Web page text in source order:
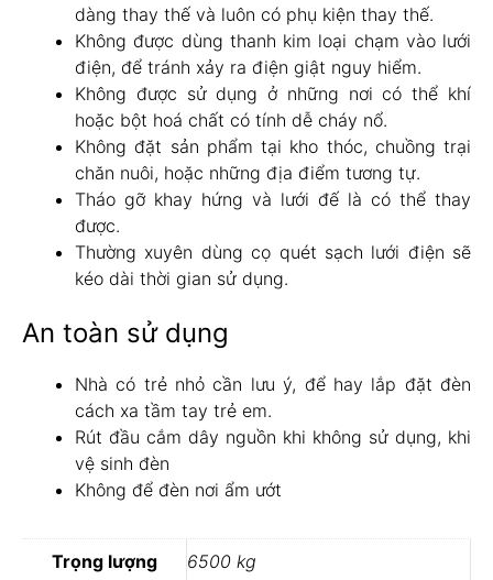
dàng thay thế và luôn có phụ kiện thay thế.
Không được dùng thanh kim loại chạm vào lưới
điện, để tránh xảy ra điện giật nguy hiểm.
Không được sử dụng ở những nơi có thể khí
hoặc bột hoá chất có tính dễ cháy nổ.
Không đặt sản phẩm tại kho thóc, chuồng trại
chăn nuôi, hoặc những địa điểm tương tự.
Tháo gỡ khay hứng và lưới đế là có thể thay
được.
Thường xuyên dùng cọ quét sạch lưới điện sẽ
kéo dài thời gian sử dụng.
An toàn sử dụng
Nhà có trẻ nhỏ cần lưu ý, để hay lắp đặt đèn
cách xa tầm tay trẻ em.
Rút đầu cắm dây nguồn khi không sử dụng, khi
vệ sinh đèn
Không để đèn nơi ẩm ướt
Trọng lượng 6500 kg